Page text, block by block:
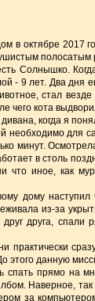
в октябре 2017
полосатым
Солнышко.
- 9 лет. Два дня
стал
чего кота
когда я
необходимо для
минут.
в столь
что иное, как
дому
из-за
друга, спали
практически
этого данную
спать прямо на
Наверное,
за